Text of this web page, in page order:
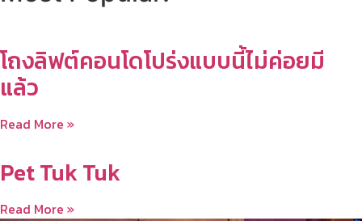
โถงลิฟต์คอนโดโปร่งแบบนี้ไม่ค่อยมี
แล้ว
Read More »
Pet Tuk Tuk
Read More »